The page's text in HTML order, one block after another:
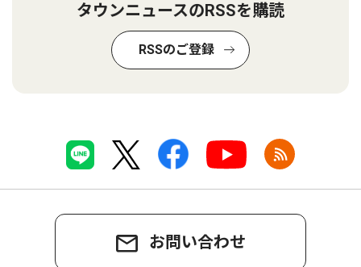
タウンニュースのRSSを購読
RSSのご登録
お問い合わせ